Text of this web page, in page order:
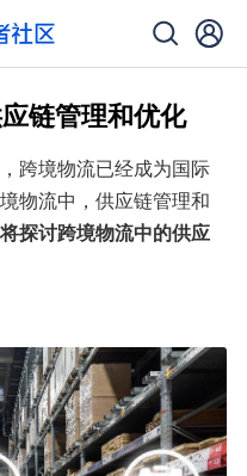
链管理和优化
跨境物流已经成为国际
物流中，供应链管理和
探讨跨境物流中的供应